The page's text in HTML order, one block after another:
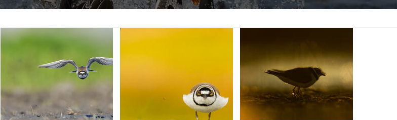
Potyó Imre,
Dr. Sós Endre,
Georgina Steytler
Szilágyi Attila,
Magyarország